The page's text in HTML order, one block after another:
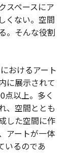
スペースにア
くない。空間
。そんな役割
おけるアート
に展示されて
点以上。多く
、空間ととも
した空間に作
アートが一体
いるのであ